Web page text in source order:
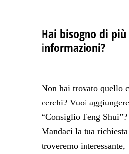
Hai bisogno di più
informazioni?
Non hai trovato quello
cerchi? Vuoi
“Consiglio Feng Shui”?
Mandaci la tua richiesta
troveremo interessante,